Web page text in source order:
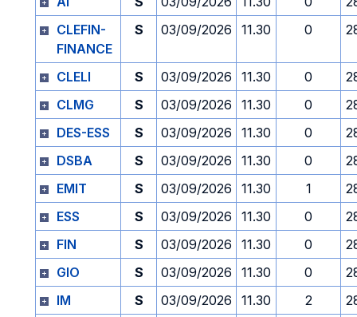
CLEFIN-
FINANCE
S 03/09/2026 11.30 0
CLELI S 03/09/2026 11.30 0
CLMG
S 03/09/2026 11.30 0
DES-ESS
S 03/09/2026 11.30 0
DSBA
S 03/09/2026 11.30 0
EMIT
S 03/09/2026 11.30 1
ESS
S 03/09/2026 11.30 0
FIN
S 03/09/2026 11.30 0
GIO
S 03/09/2026 11.30 0
IM
S 03/09/2026 11.30 2